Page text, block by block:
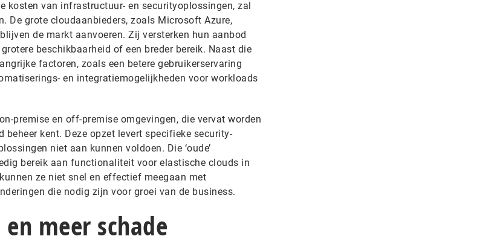
kosten van infrastructuur- en securityoplossingen, zal
De grote cloudaanbieders, zoals Microsoft Azure,
de markt aanvoeren. Zij versterken hun aanbod
beschikbaarheid of een breder bereik. Naast die
factoren, zoals een betere gebruikerservaring
en integratiemogelijkheden voor workloads
premise en off-premise omgevingen, die vervat worden
kent. Deze opzet levert specifieke security-
niet aan kunnen voldoen. Die ‘oude’
bereik aan functionaliteit voor elastische clouds in
ze niet snel en effectief meegaan met
die nodig zijn voor groei van de business.
meer schade